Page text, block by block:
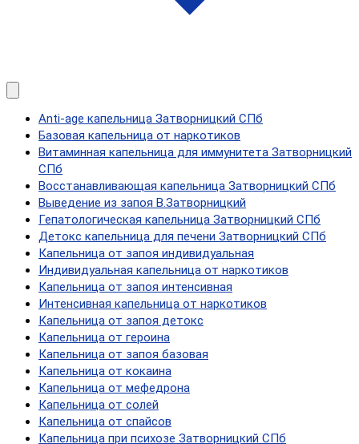
Anti-age капельница Затворницкий СПб
Базовая капельница от наркотиков
Витаминная капельница для иммунитета Затворницкий
СПб
Восстанавливающая капельница Затворницкий СПб
Выведение из запоя В.Затворницкий
Гепатологическая капельница Затворницкий СПб
Детокс капельница для печени Затворницкий СПб
Капельница от запоя индивидуальная
Индивидуальная капельница от наркотиков
Капельница от запоя интенсивная
Интенсивная капельница от наркотиков
Капельница от запоя детокс
Капельница от героина
Капельница от запоя базовая
Капельница от кокаина
Капельница от мефедрона
Капельница от солей
Капельница от спайсов
Капельница при психозе Затворницкий СПб